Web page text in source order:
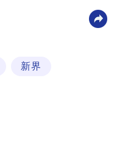
新界